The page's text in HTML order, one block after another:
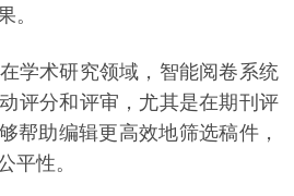
。
术研究领域，智能阅卷系统
评分和评审，尤其是在期刊评
帮助编辑更高效地筛选稿件，
平性。